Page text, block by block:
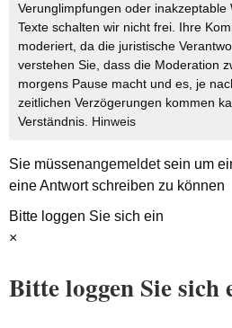
Verunglimpfungen oder inakzeptable
Texte schalten wir nicht frei. Ihre
moderiert, da die juristische
verstehen Sie, dass die Moderation
morgens Pause macht und es, je
zeitlichen Verzögerungen kommen
Verständnis. Hinweis
Sie müssenangemeldetsein um
eine Antwort schreiben zu können
Bitte loggen Sie sich ein
×
Bitte loggen Sie sich